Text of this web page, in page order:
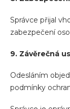
Správce přijal
zabezpečení
9. Závěrečná
Odesláním
podmínky